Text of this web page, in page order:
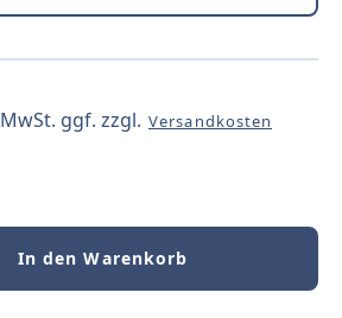
ggf. zzgl. Versandkosten
In den Warenkorb